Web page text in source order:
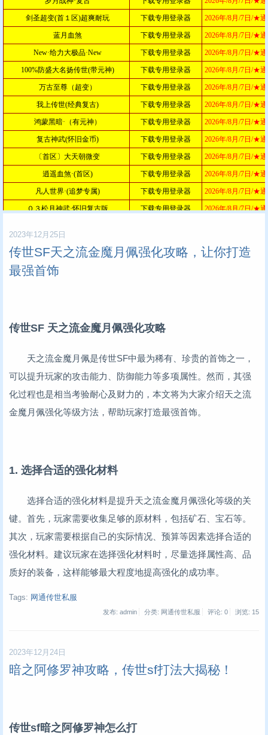
2023年12月25日
传世SF天之流金魔月佩强化攻略，让你打造
最强首饰
传世SF 天之流金魔月佩强化攻略
天之流金魔月佩是传世SF中最为稀有、珍贵的首饰之一，
可以提升玩家的攻击能力、防御能力等多项属性。然而，其强
化过程也是相当考验耐心及财力的，本文将为大家介绍天之流
金魔月佩强化等级方法，帮助玩家打造最强首饰。
1. 选择合适的强化材料
选择合适的强化材料是提升天之流金魔月佩强化等级的关
键。首先，玩家需要收集足够的原材料，包括矿石、宝石等。
其次，玩家需要根据自己的实际情况、预算等因素选择合适的
强化材料。建议玩家在选择强化材料时，尽量选择属性高、品
质好的装备，这样能够最大程度地提高强化的成功率。
Tags: 网通传世私服
发布: admin 分类: 网通传世私服 评论: 0 浏览: 15
2023年12月24日
暗之阿修罗神攻略，传世sf打法大揭秘！
传世sf暗之阿修罗神怎么打